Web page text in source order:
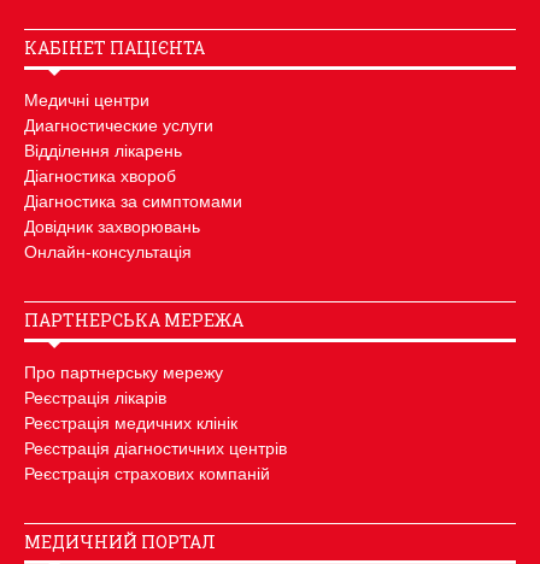
КАБІНЕТ ПАЦІЄНТА
Медичні центри
Диагностические услуги
Відділення лікарень
Діагностика хвороб
Діагностика за симптомами
Довідник захворювань
Онлайн-консультація
ПАРТНЕРСЬКА МЕРЕЖА
Про партнерську мережу
Реєстрація лікарів
Реєстрація медичних клінік
Реєстрація діагностичних центрів
Реєстрація страхових компаній
МЕДИЧНИЙ ПОРТАЛ